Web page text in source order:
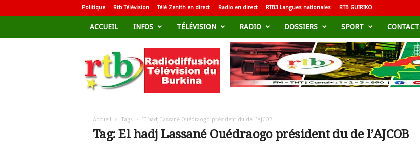
Politique Rtb Télévision Télé Zenith en direct Radio en direct RTB3 Langues nationales RTB GUIRIKO
ACCUEIL INFOS TÉLÉVISION RADIO DOSSIERS SPORT CONTACT
d
i
Accueil Tags El hadj Lassané Ouédraogo président du de l’AJCOB
Tag: El hadj Lassané Ouédraogo président du de l’AJCOB